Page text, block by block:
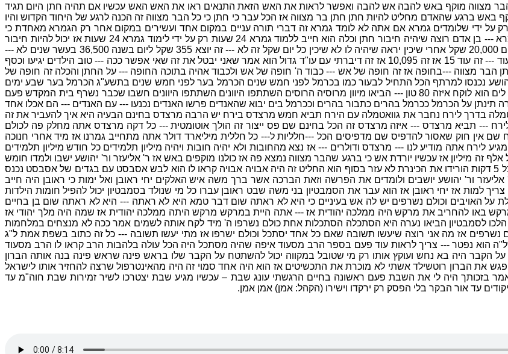
הבר מצווה מוקף באש להבה אש להבה ואפשר לראות את האש הזאת התנאים ראו את האש האש עכשיו אם תהיה חתן היום תגיד
ברגע שהאדם מחליט להיות חתן חתן בר מצווה אז הכל עבר כי חתן כי כל הבר מצווה זה הכנה לרגע של היחוד הקדוש והיו
ידי שלומדים גמרא אם אתה לא לומד גמרא זה דברי תורה עניים במקום אחד ועשירים במקום אחר רק הגמרא מאחדת כי
שפתי כהן ישמרו דעת ותורה יבקשו מפיהו מה שמאחד חתן וכלה זה רק הגמרא --- בן אדם רוצה שיהיה חיבור חתן וכלה הוא חייב ללמוד גמרא 24 שעות רק על ידי לימוד גמרא 24 שעות אז יכול להיות חיבור
חתן וכלה ולכן מי שירצה תפילה לעשרה בנים שיכין 10,000 שקל עשרים ילדים 20,000 שקל אחרי שיכין יראה שיהיה לו לא שיכין כל יום שקל זה לא --- זה יוצא 355 שקל ליום בשנה 36,500 בעשר שנים לא ---
אבל זה רק אחרי שלש שנים זה יגיע לעשרת אלפים 10,095 360 זה 1,080 ועוד --- זה עוד 15 אז זה 10,095 אז זה דיברתי עם עו"ד גדול הוא אמר שאני יבטל את זה שאי אפשר ככה --- טוב הילדים יגיעו וכסף
הבר מצווה ---בחופה אז זה חופה של אש --- כבוד ה' חופה של אש ולכבוד אהיה בתוכה החופה --- על החתן והכלה זה חופה של
נכנסו למרתף הכל התחיל לבעור כמו בכרמל לפני חמש שנים הכרמל בער לפני חמש שנים בתשע"ג הכרמל בער שבע ימים
ושבע לילות עד שהביאו סופר טנק שמוריד 80 טון מים בכל 5 דקות הוא הולך לים הוא לוקח איזה 80 טון --- הביאו מיוון מרוסיה הרוסים השתתפו היוונים השתתפו היוונים חשבו שכבר נשרף בית המקדש פעם
על הכרמל ככרמל בהרים כתבור בהרים וככרמל בים יבוא שהאנדים פרשו האנדים נכנעו --- עם האנדים --- הם אכלו אחד
--- אני מזהיר אותך לגואטמלה בדרך לירח נחבר את גוואטמלה עם הירח תביא חמש מרצדס בירח יש הרבה מרצדס בחינם הבעיה היא איך להעביר את זה
--- תביא מרצדס --- איזה מרצדס זה הכל בחינם שם פס ייצור זה הולך אוטומטית --- כל דקה מרצדס אתה מחלק פה לכולם
שם אין חוק שאסור להדפיס שם מדפיסים הכל ---חלליות ל--- כל חללית מיליארד דולר אתה מתחייב גמרנו אז מיד אחרי חנוכה
אתה מודיע לנו --- מרצדס ודולרים --- אז נצא מהחובות ולא יהיה חובות ויהיה מיליון תלמידים כל חודש מיליון תלמידים
זה מיליון אז עכשיו יורדת אש כי ברגע שהבר מצווה נמצא פה אז כולנו מוקפים באש אז ר' אליעזר ור' יהושע ישבו ולמדו חומש
אז הכל נהיה מוקף באש אז הביאו סופ(ר טנק) קוראים לזה סופר טנק 80 טון כל 5 דקות הורידו את הכינרת לא עזר בסוף הוא החליט זה היה אבויה אבויה קראו לו הוא לבש אסבסט עם בגדים של אסבסט נכנס
ור' יהושע יושבים ולומדים את הפרשה וזאת הברכה אשר ברך משה איש האלקים יחי ראובן ואל ימות כי ראובן היה חייב
למות אז יחי ראובן אז הוא עבר את הסמבטיון בני משה שבט ראובן עברו כל מי שנולד בסמבטיון יכול להפיל חומות הילדות
על האויבים וכולם נשרפים יש לה אש בעיניים כי היא לא ראתה שום דבר טמא היא לא ראתה --- היא לא ראתה שום בן בחיים
באו להחריב את מרקש היה ממלכה יהודית אז --- אתה היית במרקש מרקש היתה ממלכה יהודית אז שמה היה מלך יהודי אז
הלכו לסמבטיון הביאו נערה היא הסתכלה הסתכלות אחת כולם נשרפו ה' מיד לקח אותה לשמים אמר ככה לא מנצחים במלחמות
נשרפים אז מה אני רוצה שיעשו תשובה שאם כל אחד יסתכל וכולם ישרפו אז מתי יעשו תשובה --- כל זה כתוב בשפת אמת ל"ג
הוא נפטר --- צריך לראות עוד פעם בספר הרב מסעוד איפה שהיה מסתכל היה הכל עולה בלהבות הרב קראו לו הרב מסעוד
על הקבר היה בא נחש ועוקץ אותו רק מי שטובל במקווה יכול להשתטח על הקבר שלו בראש פינה שראש פינה בנה אותה הברון
את הברון רוטשילד אשתי לא מוכרת את התכשיטים אז הוא היה אחד סמוי זה היה מהאינטרפול שרצה להחזיר אותו לישראל
אחד סמוי עוקב אחריו 24 שעות אחרי זה הוא אמר בזכותך היה לי את השבת פעם ראשונה בחיים הרגשתי עונג שבת – עכשיו מגיע שבת יצטרכו לשיר זמירות שבת חוה"מ עד
עד אור הבקר בלי הפסק רק ירקדו וישירו (הקהל: אמן) אמן אמן.